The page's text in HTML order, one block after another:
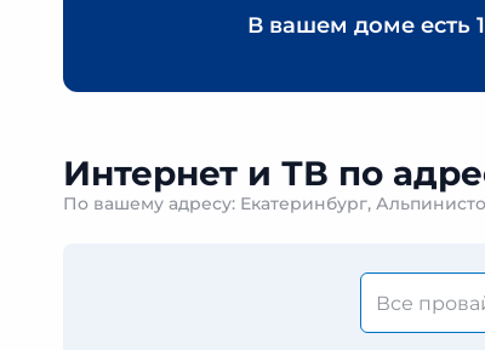
В вашем доме есть
Интернет и ТВ по
По вашему адресу: Екатеринбург,